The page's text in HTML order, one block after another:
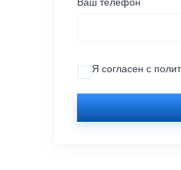
Ваш телефон
Я согласен с